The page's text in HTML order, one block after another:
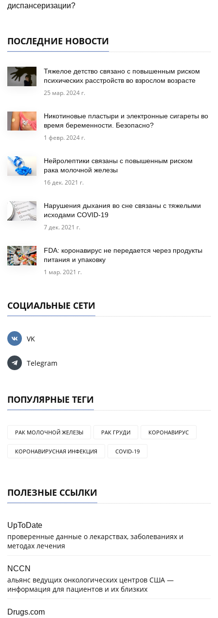
диспансеризации?
ПОСЛЕДНИЕ НОВОСТИ
Тяжелое детство связано с повышенным риском
психических расстройств во взрослом возрасте
25 мар. 2024 г.
Никотиновые пластыри и электронные сигареты во
время беременности. Безопасно?
1 февр. 2024 г.
Нейролептики связаны с повышенным риском
рака молочной железы
16 дек. 2021 г.
Нарушения дыхания во сне связаны с тяжелыми
исходами COVID-19
7 дек. 2021 г.
FDA: коронавирус не передается через продукты
питания и упаковку
1 мар. 2021 г.
СОЦИАЛЬНЫЕ СЕТИ
VK
Telegram
ПОПУЛЯРНЫЕ ТЕГИ
РАК МОЛОЧНОЙ ЖЕЛЕЗЫ РАК ГРУДИ КОРОНАВИРУС
КОРОНАВИРУСНАЯ ИНФЕКЦИЯ COVID-19
ПОЛЕЗНЫЕ ССЫЛКИ
UpToDate
проверенные данные о лекарствах, заболеваниях и
методах лечения
NCCN
альянс ведущих онкологических центров США —
информация для пациентов и их близких
Drugs.com